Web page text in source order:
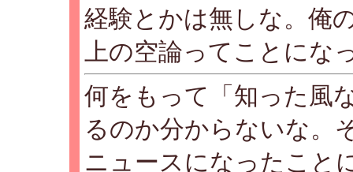
経験とかは無しな。俺
上の空論ってことにな
何をもって「知った風
るのか分からないな。
ニュースになったこと